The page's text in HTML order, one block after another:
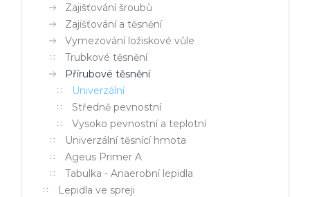
Zajišťování šroubů
Zajišťování a těsnění
Vymezování ložiskové vůle
Trubkové těsnění
Přírubové těsnění
Univerzální
Středně pevnostní
Vysoko pevnostní a teplotní
Univerzální těsnící hmota
Ageus Primer A
Tabulka - Anaerobní lepidla
Lepidla ve spreji